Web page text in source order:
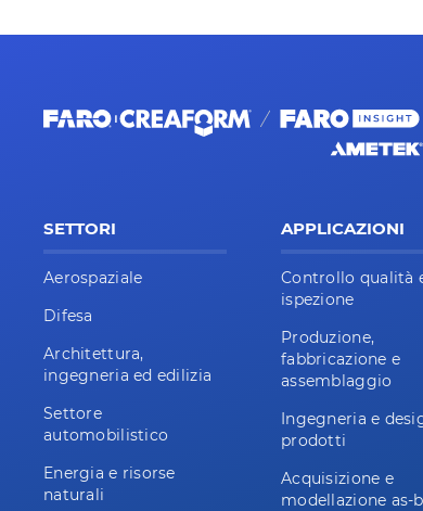
SETTORI
Aerospaziale
Difesa
Architettura,
ingegneria ed edilizia
Settore
automobilistico
Energia e risorse
naturali
APPLICAZIONI
Controllo qualità
ispezione
Produzione,
fabbricazione e
assemblaggio
Ingegneria e
prodotti
Acquisizione e
modellazione as-